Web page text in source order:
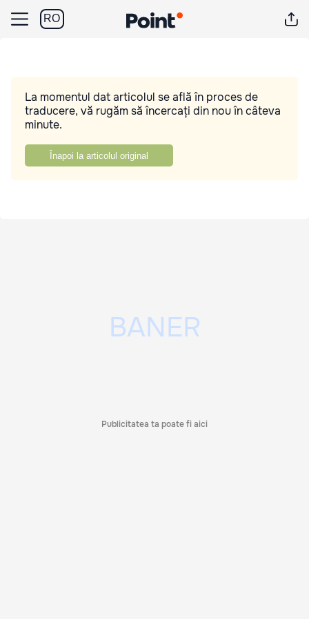
RO
La momentul dat articolul se află în proces de
traducere, vă rugăm să încercați din nou în câteva
minute.
Înapoi la articolul original
Publicitatea ta poate fi aici